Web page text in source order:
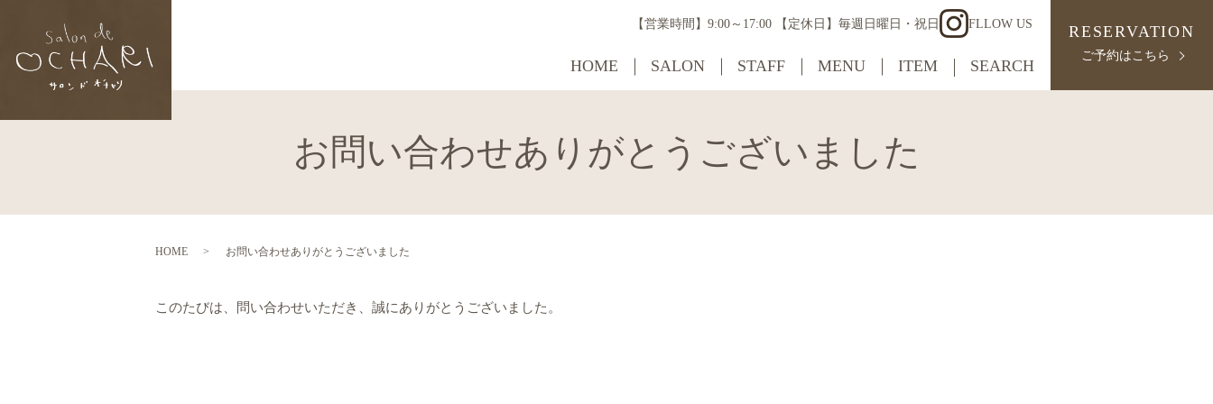
HOME SALON STAFF MENU ITEM SEARCH
【営業時間】9:00～17:00 【定休日】毎週日曜日・祝日 FLLOW US RESERVATION
ご予約はこちら
お問い合わせありがとうございました
HOME お問い合わせありがとうございました
このたびは、問い合わせいただき、誠にありがとうございました。